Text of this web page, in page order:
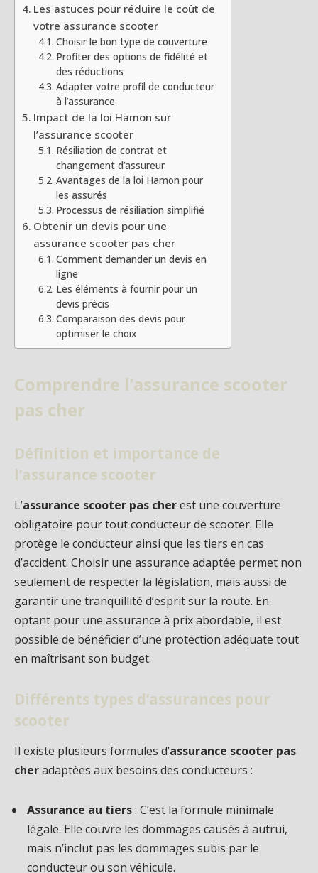
Les astuces pour réduire le coût de
votre assurance scooter
Choisir le bon type de couverture
Profiter des options de fidélité et
des réductions
Adapter votre profil de conducteur
à l’assurance
Impact de la loi Hamon sur
l’assurance scooter
Résiliation de contrat et
changement d’assureur
Avantages de la loi Hamon pour
les assurés
Processus de résiliation simplifié
Obtenir un devis pour une
assurance scooter pas cher
Comment demander un devis en
ligne
Les éléments à fournir pour un
devis précis
Comparaison des devis pour
optimiser le choix
Comprendre l’assurance scooter
pas cher
Définition et importance de
l’assurance scooter
L’assurance scooter pas cherest une couverture
obligatoire pour tout conducteur de scooter. Elle
protège le conducteur ainsi que les tiers en cas
d’accident. Choisir une assurance adaptée permet non
seulement de respecter la législation, mais aussi de
garantir une tranquillité d’esprit sur la route. En
optant pour une assurance à prix abordable, il est
possible de bénéficier d’une protection adéquate tout
en maîtrisant son budget.
Différents types d’assurances pour
scooter
Il existe plusieurs formules d’assurance scooter pas
cheradaptées aux besoins des conducteurs :
Assurance au tiers: C’est la formule minimale
légale. Elle couvre les dommages causés à autrui,
mais n’inclut pas les dommages subis par le
conducteur ou son véhicule.